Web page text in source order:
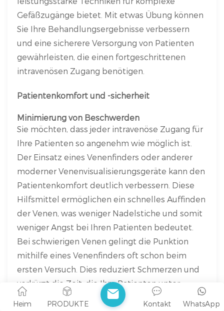
Gefäßzugänge bietet. Mit etwas Übung können
Sie Ihre Behandlungsergebnisse verbessern
und eine sicherere Versorgung von Patienten
gewährleisten, die einen fortgeschrittenen
intravenösen Zugang benötigen.
Patientenkomfort und -sicherheit
Minimierung von Beschwerden
Sie möchten, dass jeder intravenöse Zugang für
Ihre Patienten so angenehm wie möglich ist.
Der Einsatz eines Venenfinders oder anderer
moderner Venenvisualisierungsgeräte kann den
Patientenkomfort deutlich verbessern. Diese
Hilfsmittel ermöglichen ein schnelles Auffinden
der Venen, was weniger Nadelstiche und somit
weniger Angst bei Ihren Patienten bedeutet.
Bei schwierigen Venen gelingt die Punktion
mithilfe eines Venenfinders oft schon beim
ersten Versuch. Dies reduziert Schmerzen und
verkürzt die Zeit, die Ihre Patienten unter
Beschwerden leiden.
Heim PRODUKTE WhatsApp
Kontakt